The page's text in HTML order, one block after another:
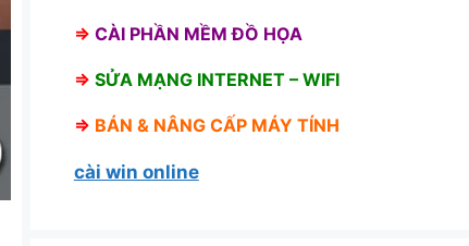
⇒ CÀI PHẦN MỀM ĐỒ HỌA
⇒ SỬA MẠNG INTERNET – WIFI
⇒ BÁN & NÂNG CẤP MÁY TÍNH
cài win online